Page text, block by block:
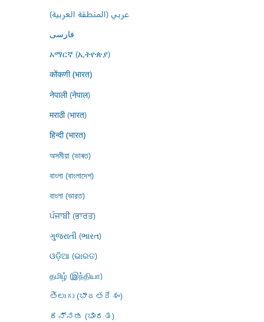
عربي (المنطقة العربية)
فارسى
አማርኛ (ኢትዮጵያ)
कोंकणी (भारत)
नेपाली (नेपाल)
मराठी (भारत)
हिन्दी (भारत)
অসমীয়া (ভাৰত)
বাংলা (বাংলাদেশ)
বাংলা (ভারত)
ਪੰਜਾਬੀ (ਭਾਰਤ)
ગુજરાતી (ભારત)
ଓଡ଼ିଆ (ଭାରତ)
தமிழ் (இந்தியா)
తెలుగు (భారతదేశం)
ಕನ್ನಡ (ಭಾರತ)